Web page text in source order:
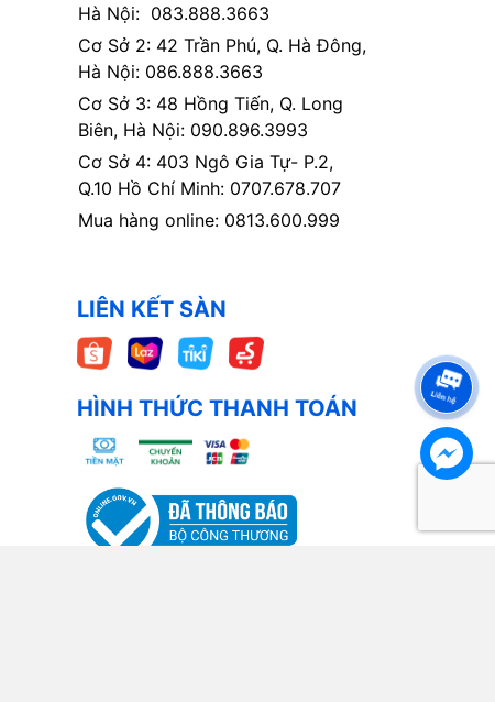
Hà Nội: 083.888.3663
Cơ Sở 2: 42 Trần Phú, Q. Hà Đông,
Hà Nội: 086.888.3663
Cơ Sở 3: 48 Hồng Tiến, Q. Long
Biên, Hà Nội: 090.896.3993
Cơ Sở 4: 403 Ngô Gia Tự- P.2,
Q.10 Hồ Chí Minh: 0707.678.707
Mua hàng online: 0813.600.999
LIÊN KẾT SÀN
HÌNH THỨC THANH TOÁN